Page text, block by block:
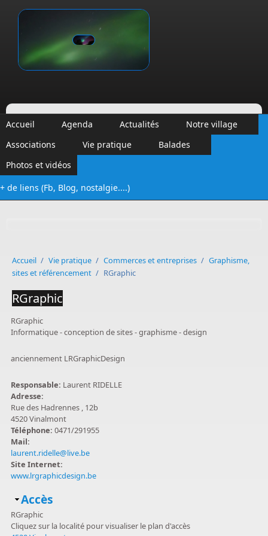
Vinalmont
Accueil Agenda Actualités
Notre village
Associations
Vie pratique
Balades
Photos et vidéos
+ de liens (Fb, Blog, nostalgie....)
Accueil / Vie pratique / Commerces et entreprises / Graphisme,
sites et référencement / RGraphic
RGraphic
RGraphic
Informatique - conception de sites - graphisme - design
anciennement LRGraphicDesign
Responsable: Laurent RIDELLE
Adresse:
Rue des Hadrennes , 12b
4520 Vinalmont
Téléphone:0471/291955
Mail:
laurent.ridelle@live.be
Site Internet:
www.lrgraphicdesign.be
Masquer
Accès
RGraphic
Cliquez sur la localité pour visualiser le plan d'accès